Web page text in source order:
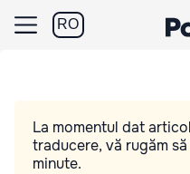
RO
La momentul dat
traducere, vă rugăm
minute.